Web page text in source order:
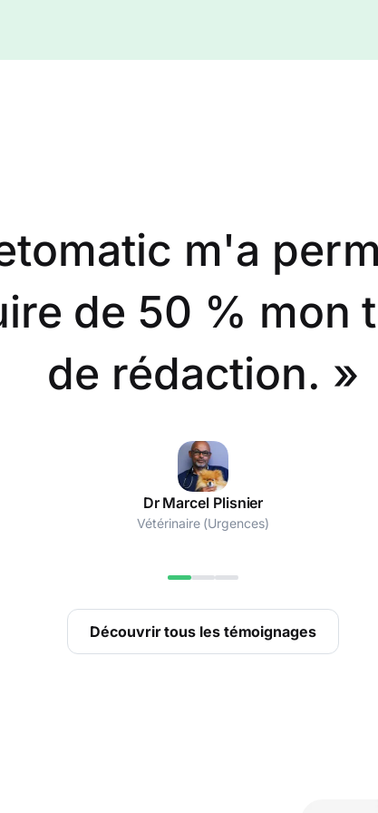
Dr Marcel Plisnier
Vétérinaire (Urgences)
Enfin une
de l'IA
métier. »
Dr Alexia Gadreaud
Vétérinaire (Médecine générale)
Dr François Ledoux
Vétérinaire (Ophtalmologie)
Découvrir tous les témoignages